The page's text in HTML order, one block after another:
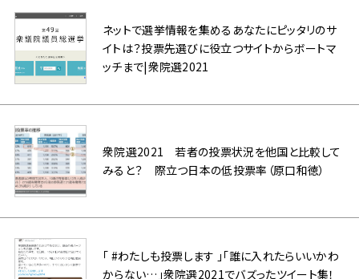
ネットで選挙情報を集めるあなたにピッタリのサ
イトは？投票先選びに役立つサイトからボートマ
ッチまで|衆院選2021
衆院選2021 若者の投票状況を他国と比較して
みると？ 際立つ日本の低投票率（原口和徳）
「 #わたしも投票します 」「誰に入れたらいいかわ
からない…」衆院選2021でバズったツイート集！